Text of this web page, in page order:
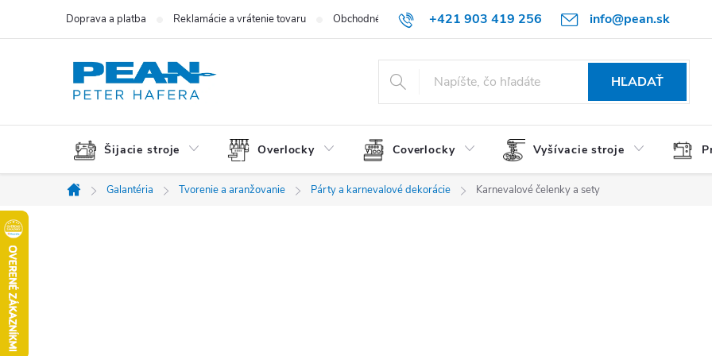
+421 903 419 256 info@pean.sk
Doprava a platba Reklamácie a vrátenie tovaru Obchodné podmienky Podmienky ochrany osobných údajov O nás
HĽADAŤ
Šijacie stroje Overlocky Coverlocky Vyšívacie stroje
Domov
Galantéria Tvorenie a aranžovanie Párty a karnevalové dekorácie Karnevalové čelenky a sety